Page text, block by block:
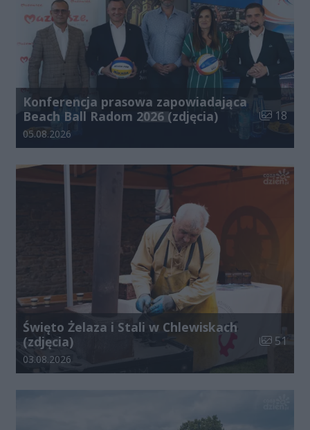
Konferencja prasowa zapowiadająca
Beach Ball Radom 2026 (zdjęcia)
Liczba
18
Data dodania galerii:
05.08.2026
Święto Żelaza i Stali w Chlewiskach
(zdjęcia)
Liczba
51
Data dodania galerii:
03.08.2026